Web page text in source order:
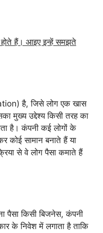
हैं। आइए इन्हें समझते
है, जिसे लोग एक खास
मुख्य उद्देश्य किसी तरह का
है। कंपनी कई लोगों के
कोई सामान बनाते हैं या
से वे लोग पैसा कमाते हैं
पैसा किसी बिजनेस, कंपनी
के निवेश में लगाता है ताकि